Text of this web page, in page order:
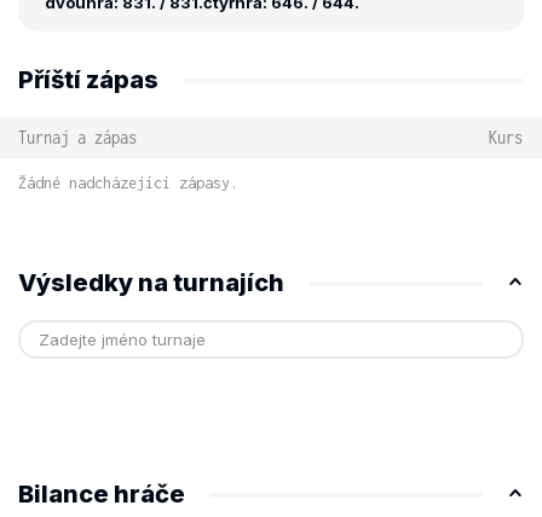
Příští zápas
Turnaj a zápas Kurs
Žádné nadcházející zápasy.
Výsledky na turnajích
Bilance hráče